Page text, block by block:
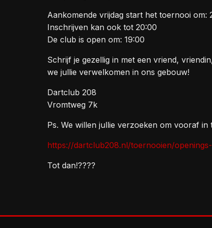
Aankomende vrijdag start het toernooi om:
Inschrijven kan ook tot 20:00
De club is open om: 19:00
Schrijf je gezellig in met een vriend,
we jullie verwelkomen in ons gebouw!
Dartclub 208
Vromtweg 7k
Ps. We willen jullie verzoeken om vooraf
https://dartclub208.nl/toernooien/
Tot dan!????